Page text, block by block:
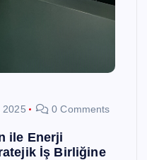
2025 0 Comments
ile Enerji
İş Birliğine